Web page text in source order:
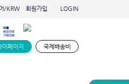
/KRW 회원가입 LOGIN
이페이지 국제배송비